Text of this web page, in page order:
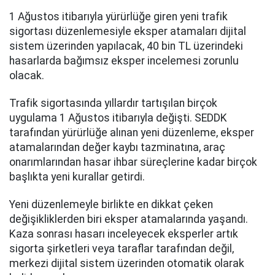
1 Ağustos itibarıyla yürürlüğe giren yeni trafik
sigortası düzenlemesiyle eksper atamaları dijital
sistem üzerinden yapılacak, 40 bin TL üzerindeki
hasarlarda bağımsız eksper incelemesi zorunlu
olacak.
Trafik sigortasında yıllardır tartışılan birçok
uygulama 1 Ağustos itibarıyla değişti. SEDDK
tarafından yürürlüğe alınan yeni düzenleme, eksper
atamalarından değer kaybı tazminatına, araç
onarımlarından hasar ihbar süreçlerine kadar birçok
başlıkta yeni kurallar getirdi.
Yeni düzenlemeyle birlikte en dikkat çeken
değişikliklerden biri eksper atamalarında yaşandı.
Kaza sonrası hasarı inceleyecek eksperler artık
sigorta şirketleri veya taraflar tarafından değil,
merkezi dijital sistem üzerinden otomatik olarak